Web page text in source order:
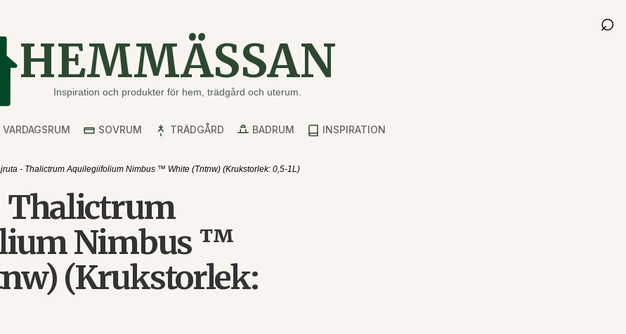
HEMMÄSSAN
Inspiration och produkter för hem, trädgård och uterum.
⌕
VARDAGSRUM SOVRUM TRÄDGÅRD BADRUM INSPIRATION
- Thalictrum Aquilegiifolium Nimbus ™ White (Tntnw) (Krukstorlek: 0,5-1L)
Nimbus ™
(Krukstorlek: